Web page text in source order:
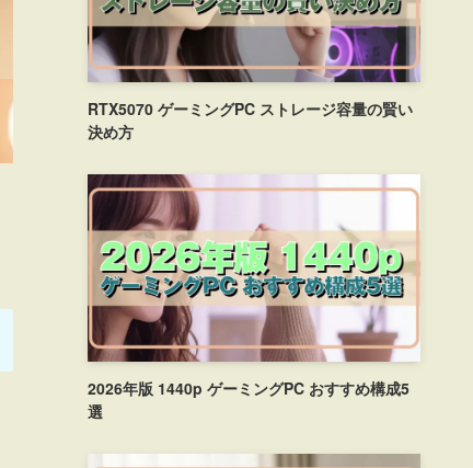
RTX5070 ゲーミングPC ストレージ容量の賢い
決め方
2026年版 1440p ゲーミングPC おすすめ構成5
選